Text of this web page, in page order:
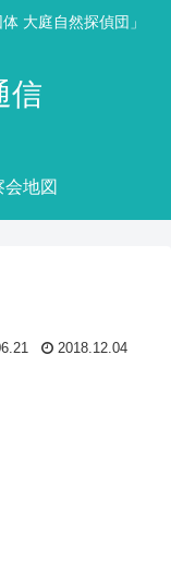
大庭自然探偵団」
信
会地図
2018.12.04